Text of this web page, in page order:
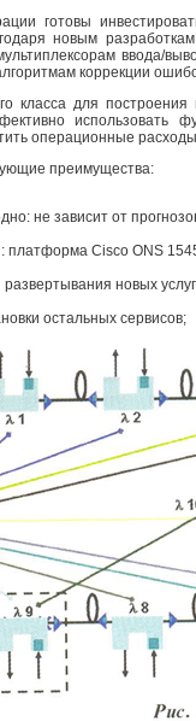
готовы
новым
ввода/
коррекции
класса для
использовать
операционные
преимущества:
не зависит от
Cisco ONS
новых
остальных сервисов;